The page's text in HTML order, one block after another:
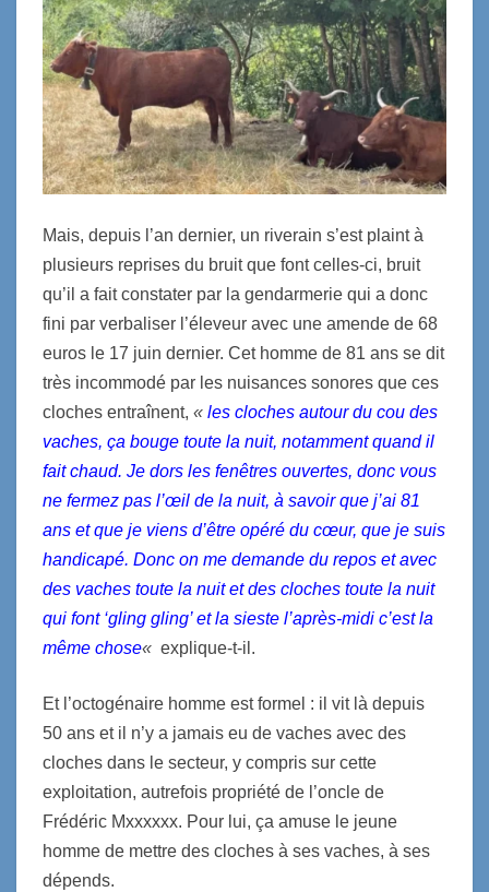
Mais, depuis l’an dernier, un riverain s’est plaint à
plusieurs reprises du bruit que font celles-ci, bruit
qu’il a fait constater par la gendarmerie qui a donc
fini par verbaliser l’éleveur avec une amende de 68
euros le 17 juin dernier. Cet homme de 81 ans se dit
très incommodé par les nuisances sonores que ces
cloches entraînent, « les cloches autour du cou des
vaches, ça bouge toute la nuit, notamment quand il
fait chaud. Je dors les fenêtres ouvertes, donc vous
ne fermez pas l’œil de la nuit, à savoir que j’ai 81
ans et que je viens d’être opéré du cœur, que je suis
handicapé. Donc on me demande du repos et avec
des vaches toute la nuit et des cloches toute la nuit
qui font ‘gling gling’ et la sieste l’après-midi c’est la
même chose« explique-t-il.
Et l’octogénaire homme est formel : il vit là depuis
50 ans et il n’y a jamais eu de vaches avec des
cloches dans le secteur, y compris sur cette
exploitation, autrefois propriété de l’oncle de
Frédéric Mxxxxxx. Pour lui, ça amuse le jeune
homme de mettre des cloches à ses vaches, à ses
dépends.